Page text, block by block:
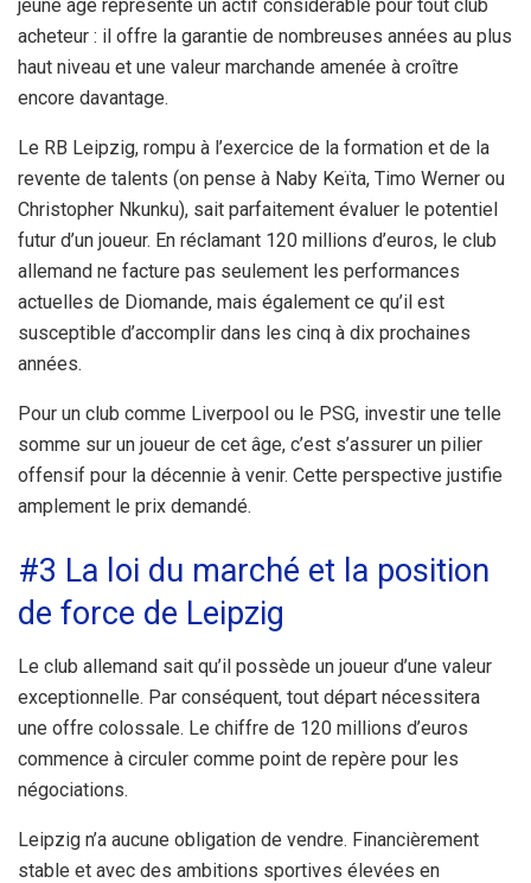
jeune âge représente un actif considérable pour tout club
acheteur : il offre la garantie de nombreuses années au plus
haut niveau et une valeur marchande amenée à croître
encore davantage.
Le RB Leipzig, rompu à l’exercice de la formation et de la
revente de talents (on pense à Naby Keïta, Timo Werner ou
Christopher Nkunku), sait parfaitement évaluer le potentiel
futur d’un joueur. En réclamant 120 millions d’euros, le club
allemand ne facture pas seulement les performances
actuelles de Diomande, mais également ce qu’il est
susceptible d’accomplir dans les cinq à dix prochaines
années.
Pour un club comme Liverpool ou le PSG, investir une telle
somme sur un joueur de cet âge, c’est s’assurer un pilier
offensif pour la décennie à venir. Cette perspective justifie
amplement le prix demandé.
#3 La loi du marché et la position
de force de Leipzig
Le club allemand sait qu’il possède un joueur d’une valeur
exceptionnelle. Par conséquent, tout départ nécessitera
une offre colossale. Le chiffre de 120 millions d’euros
commence à circuler comme point de repère pour les
négociations.
Leipzig n’a aucune obligation de vendre. Financièrement
stable et avec des ambitions sportives élevées en